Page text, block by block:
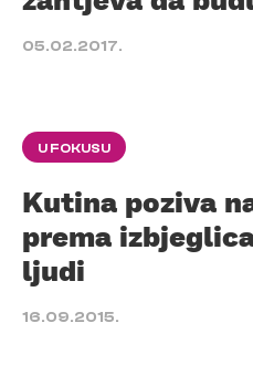
05.02.2017.
U FOKUSU
Kutina poziva
prema
ljudi
16.09.2015.